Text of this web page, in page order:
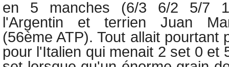
en 5 manches (6/3 6/2 5/7
l'Argentin et terrien Juan
(56ème ATP). Tout allait pourtant
pour l'Italien qui menait 2 set 0 et